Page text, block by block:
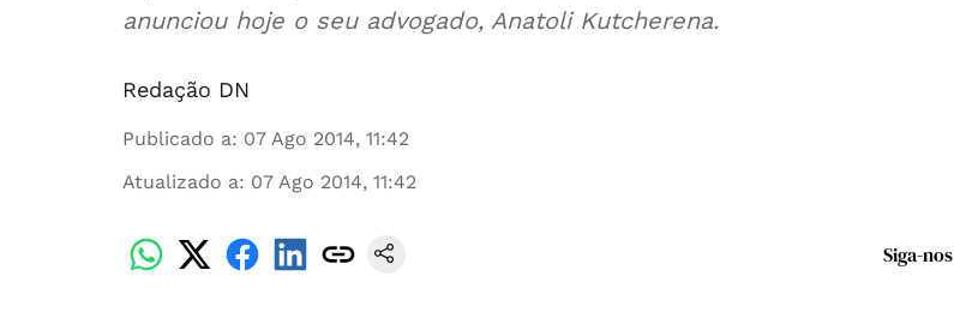
anunciou hoje o seu advogado, Anatoli Kutcherena.
Redação DN
Publicado a: 07 Ago 2014, 11:42
Atualizado a: 07 Ago 2014, 11:42
Siga-nos